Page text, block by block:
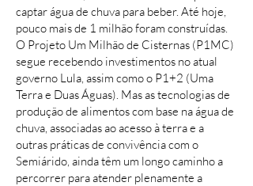
captar água de chuva para beber. Até hoje,
pouco mais de 1 milhão foram construídas.
O Projeto Um Milhão de Cisternas (P1MC)
segue recebendo investimentos no atual
governo Lula, assim como o P1+2 (Uma
Terra e Duas Águas). Mas as tecnologias de
produção de alimentos com base na água de
chuva, associadas ao acesso à terra e a
outras práticas de convivência com o
Semiárido, ainda têm um longo caminho a
percorrer para atender plenamente a